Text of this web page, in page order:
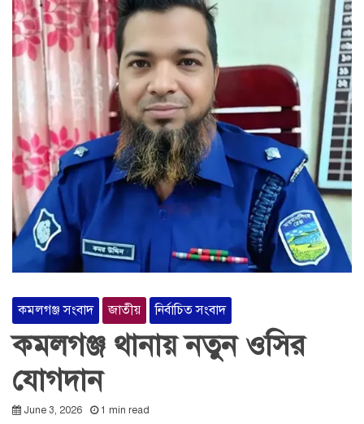
কমলগঞ্জ সংবাদ জাতীয় নির্বাচিত সংবাদ
কমলগঞ্জ থানায় নতুন ওসির
যোগদান
June 3, 2026 1 min read